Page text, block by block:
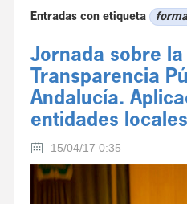
Entradas con etiqueta
Jornada sobre la
Transparencia
Andalucía.
entidades
15/04/17 0:35